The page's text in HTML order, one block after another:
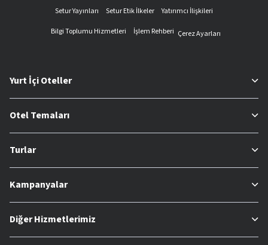
Setur Yayınları
Setur Etik İlkeler
Yatırımcı İlişkileri
Bilgi Toplumu Hizmetleri
İşlem Rehberi Çerez Ayarları
Yurt İçi Oteller
Otel Temaları
Turlar
Kampanyalar
Diğer Hizmetlerimiz